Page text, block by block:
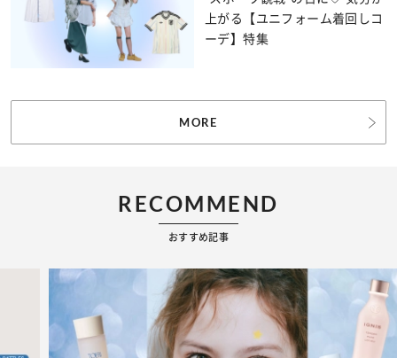
上がる【ユニフォーム着回しコ
ーデ】特集
MORE
RECOMMEND
おすすめ記事